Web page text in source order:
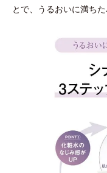
とで、うるおいに満ち